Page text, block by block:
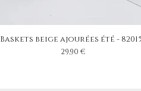
Baskets beige ajourées été -
Prix
29,90 €